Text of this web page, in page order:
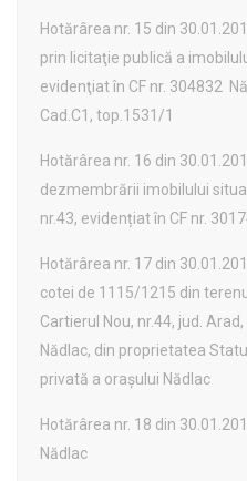
Hotărârea nr. 15 din
prin licitaţie publică a
evidenţiat în CF nr. 304832
Cad.C1, top.1531/1
Hotărârea nr. 16 din
dezmembrării imobilului
nr.43, evidențiat în CF nr.
Hotărârea nr. 17 din
cotei de 1115/1215 din
Cartierul Nou, nr.44, jud.
Nădlac, din proprietatea
privată a orașului Nădlac
Hotărârea nr. 18 din
Nădlac